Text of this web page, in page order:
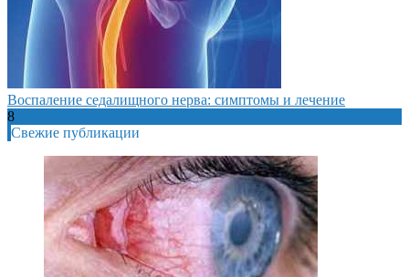
Воспаление седалищного нерва: симптомы и лечение
8
Свежие публикации